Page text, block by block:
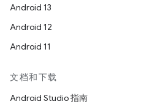
Android 13
Android 12
Android 11
文档和下载
Android Studio 指南